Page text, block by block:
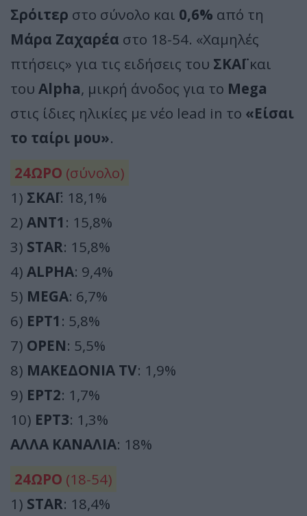
Σρόιτερ στο σύνολο και 0,6% από τη
Μάρα Ζαχαρέα στο 18-54. «Χαμηλές
πτήσεις» για τις ειδήσεις του ΣΚΑΪκαι
του Alpha, μικρή άνοδος για το Mega
στις ίδιες ηλικίες με νέο lead in το «Είσαι
το ταίρι μου».
24ΩΡΟ (σύνολο)
1) ΣΚΑΪ: 18,1%
2) ΑΝΤ1 : 15,8%
3) STAR: 15,8%
4) ALPHA: 9,4%
5) MEGA: 6,7%
6) ΕΡΤ1 : 5,8%
7) OPEN: 5,5%
8) ΜΑΚΕΔΟΝΙΑ TV: 1,9%
9) ΕΡΤ2: 1,7%
10) ΕΡΤ3: 1,3%
ΑΛΛΑ ΚΑΝΑΛΙΑ: 18%
24ΩΡΟ (18-54)
1) STAR: 18,4%